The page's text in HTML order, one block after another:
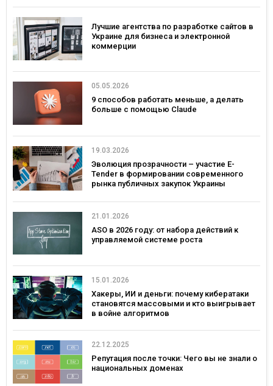
Лучшие агентства по разработке сайтов в
Украине для бизнеса и электронной
коммерции
05.05.2026
9 способов работать меньше, а делать
больше с помощью Claude
19.03.2026
Эволюция прозрачности – участие E-
Tender в формировании современного
рынка публичных закупок Украины
21.01.2026
ASO в 2026 году: от набора действий к
управляемой системе роста
15.01.2026
Хакеры, ИИ и деньги: почему кибератаки
становятся массовыми и кто выигрывает
в войне алгоритмов
22.12.2025
Репутация после точки: Чего вы не знали о
национальных доменах